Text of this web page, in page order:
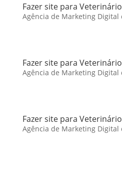
Fazer site para
Agência de Marketing Digital
Fazer site para
Agência de Marketing Digital
Fazer site para
Agência de Marketing Digital